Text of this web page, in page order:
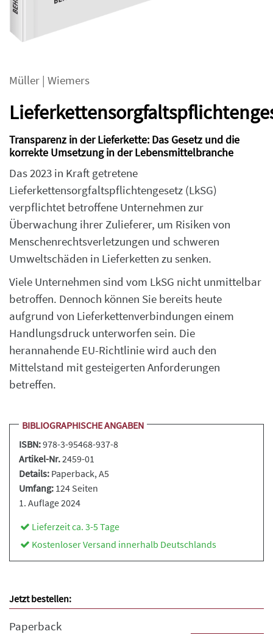
Müller | Wiemers
Transparenz in der Lieferkette: Das Gesetz und die
korrekte Umsetzung in der Lebensmittelbranche
Das 2023 in Kraft getretene
Lieferkettensorgfaltspflichtengesetz (LkSG)
verpflichtet betroffene Unternehmen zur
Überwachung ihrer Zulieferer, um Risiken von
Menschenrechtsverletzungen und schweren
Umweltschäden in Lieferketten zu senken.
Viele Unternehmen sind vom LkSG nicht unmittelbar
betroffen. Dennoch können Sie bereits heute
aufgrund von Lieferkettenverbindungen einem
Handlungsdruck unterworfen sein. Die
herannahende EU-Richtlinie wird auch den
Mittelstand mit gesteigerten Anforderungen
betreffen.
BIBLIOGRAPHISCHE ANGABEN
ISBN:978-3-95468-937-8
Artikel-Nr.2459-01
Details: Paperback, A5
Umfang: 124 Seiten
1. Auflage 2024
Lieferzeit ca. 3-5 Tage
Kostenloser Versand innerhalb Deutschlands
Jetzt bestellen:
Paperback